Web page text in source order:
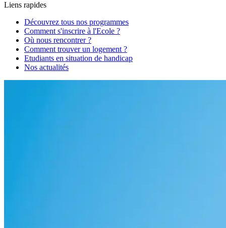
Liens rapides
Découvrez tous nos programmes
Comment s'inscrire à l'Ecole ?
Où nous rencontrer ?
Comment trouver un logement ?
Etudiants en situation de handicap
Nos actualités